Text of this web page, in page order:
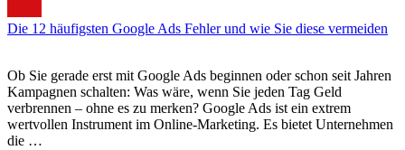
Die 12 häufigsten Google Ads Fehler und wie Sie diese vermeiden
Ob Sie gerade erst mit Google Ads beginnen oder schon seit Jahren
Kampagnen schalten: Was wäre, wenn Sie jeden Tag Geld
verbrennen – ohne es zu merken? Google Ads ist ein extrem
wertvollen Instrument im Online-Marketing. Es bietet Unternehmen
die …